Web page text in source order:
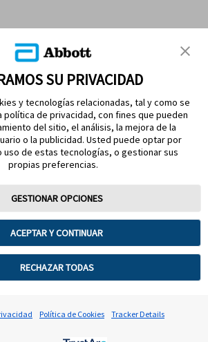
cookies
del sensor, FreeStyle, Libre, y las marcas
son marcas de Abbott. Consulta a tu
SSA. Lector FreeStyle Libre 2 Reg.
SU PRIVACIDAD
y tecnologías relacionadas, tal y como se
de privacidad, con fines que pueden
del sitio, el análisis, la mejora de la
o la publicidad. Usted puede optar por
de estas tecnologías, o gestionar sus
propias preferencias.
GESTIONAR OPCIONES
ACEPTAR Y CONTINUAR
RECHAZAR TODAS
Política de Cookies Tracker Details